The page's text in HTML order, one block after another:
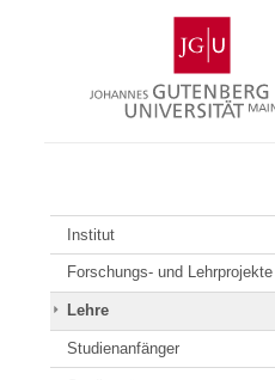
Gutenberg-
Universität
Mainz
Institut
Forschungs- und Lehrprojekte
Lehre
Studienanfänger